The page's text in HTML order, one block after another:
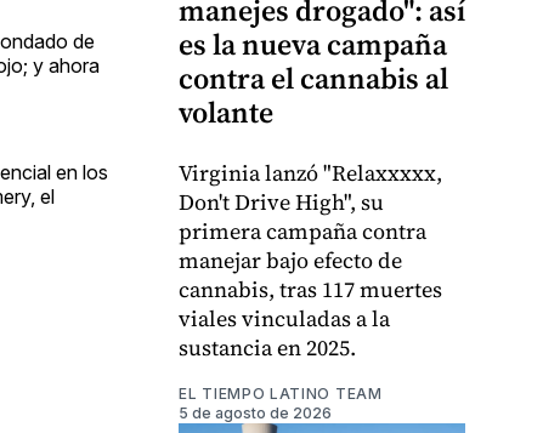
de
y ahora
en los
el
manejes drogado": así
es la nueva campaña
contra el cannabis al
volante
Virginia lanzó "Relaxxxxx,
Don't Drive High", su
primera campaña contra
manejar bajo efecto de
cannabis, tras 117 muertes
viales vinculadas a la
sustancia en 2025.
EL TIEMPO LATINO TEAM
5 de agosto de 2026